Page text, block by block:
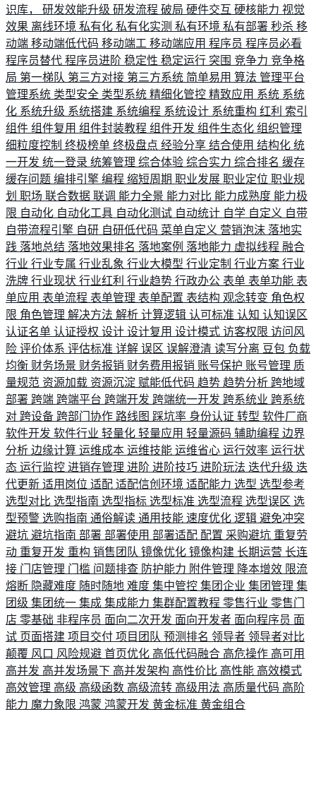
识库， 研发效能升级 研发流程 破局 硬件交互 硬核能力 视觉
效果 离线环境 私有化 私有化实测 私有环境 私有部署 秒杀 移
动端 移动端低代码 移动端工 移动端应用 程序员 程序员必看
程序员替代 程序员进阶 稳定性 稳定运行 突围 竞争力 竞争格
局 第一梯队 第三方对接 第三方系统 简单易用 算法 管理平台
管理系统 类型安全 类型系统 精细化管控 精致应用 系统 系统
化 系统升级 系统搭建 系统编程 系统设计 系统重构 红利 索引
组件 组件复用 组件封装教程 组件开发 组件生态化 组织管理
细粒度控制 终极榜单 终极盘点 经验分享 结合使用 结构化 统
一开发 统一登录 统筹管理 综合体验 综合实力 综合排名 缓存
缓存问题 编排引擎 编程 缩短周期 职业发展 职业定位 职业规
划 职场 联合数据 联调 能力全景 能力对比 能力成熟度 能力极
限 自动化 自动化工具 自动化测试 自动统计 自学 自定义 自带
自带流程引擎 自研 自研低代码 菜单自定义 营销泡沫 落地实
践 落地总结 落地效果排名 落地案例 落地能力 虚拟线程 融合
行业 行业专属 行业乱象 行业大模型 行业定制 行业方案 行业
洗牌 行业现状 行业红利 行业趋势 行政办公 表单 表单功能 表
单应用 表单流程 表单管理 表单配置 表结构 观念转变 角色权
限 角色管理 解决方法 解析 计算逻辑 认可标准 认知 认知误区
认证名单 认证授权 设计 设计复用 设计模式 访客权限 访问风
险 评价体系 评估标准 详解 误区 误解澄清 读写分离 豆包 负载
均衡 财务场景 财务报销 财务费用报销 账号保护 账号管理 质
量规范 资源加载 资源沉淀 赋能低代码 趋势 趋势分析 跨地域
部署 跨端 跨端平台 跨端开发 跨端统一开发 跨系统业 跨系统
对 跨设备 跨部门协作 路线图 踩坑率 身份认证 转型 软件厂商
软件开发 软件行业 轻量化 轻量应用 轻量源码 辅助编程 边界
分析 边缘计算 运维成本 运维技能 运维省心 运行效率 运行状
态 运行监控 进销存管理 进阶 进阶技巧 进阶玩法 迭代升级 迭
代更新 适用岗位 适配 适配信创环境 适配能力 选型 选型参考
选型对比 选型指南 选型指标 选型标准 选型流程 选型误区 选
型预警 选购指南 通俗解读 通用技能 速度优化 逻辑 避免冲突
避坑 避坑指南 部署 部署使用 部署适配 配置 采购避坑 重复劳
动 重复开发 重构 销售团队 镜像优化 镜像构建 长期运营 长连
接 门店管理 门槛 问题排查 防护能力 附件管理 降本增效 限流
熔断 隐藏难度 随时随地 难度 集中管控 集团企业 集团管理 集
团级 集团统一 集成 集成能力 集群配置教程 零售行业 零售门
店 零基础 非程序员 面向二次开发 面向开发者 面向程序员 面
试 页面搭建 项目交付 项目团队 预测排名 领导者 领导者对比
颠覆 风口 风险规避 首页优化 高低代码融合 高危操作 高可用
高并发 高并发场景下 高并发架构 高性价比 高性能 高效模式
高效管理 高级 高级函数 高级流转 高级用法 高质量代码 高阶
能力 魔力象限 鸿蒙 鸿蒙开发 黄金标准 黄金组合